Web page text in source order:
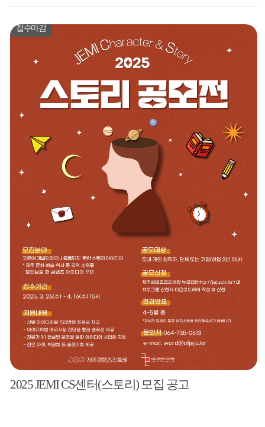
접수마감
2025 JEMI CS센터(스토리) 모집 공고